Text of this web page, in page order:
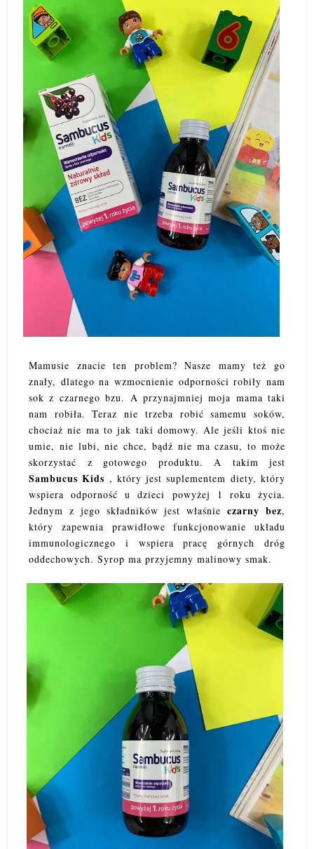
Mamusie znacie ten problem? Nasze mamy też go
znały, dlatego na wzmocnienie odporności robiły nam
sok z czarnego bzu. A przynajmniej moja mama taki
nam robiła. Teraz nie trzeba robić samemu soków,
chociaż nie ma to jak taki domowy. Ale jeśli ktoś nie
umie, nie lubi, nie chce, bądź nie ma czasu, to może
skorzystać z gotowego produktu. A takim jest
Sambucus Kids , który jest suplementem diety, który
wspiera odporność u dzieci powyżej 1 roku życia.
Jednym z jego składników jest właśnieczarny bez,
który zapewnia prawidłowe funkcjonowanie układu
immunologicznego i wspiera pracę górnych dróg
oddechowych. Syrop ma przyjemny malinowy smak.